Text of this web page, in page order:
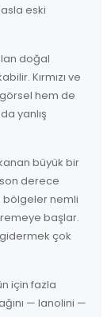
eski
doğal
Kırmızı ve
hem de
yanlış
büyük bir
derece
bölgeler nemli
başlar.
çok
için fazla
— lanolini —